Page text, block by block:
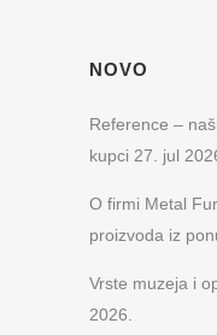
NOVO
Reference –
kupci 27. jul
O firmi Metal
proizvoda iz
Vrste muzeja i
2026.